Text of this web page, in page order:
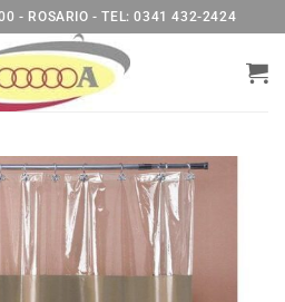
- ROSARIO - TEL: 0341 432-2424